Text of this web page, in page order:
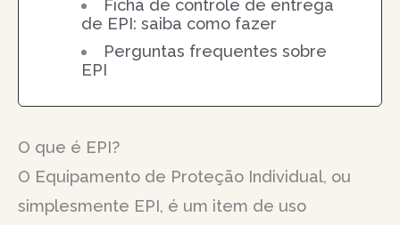
Ficha de controle de entrega
de EPI: saiba como fazer
Perguntas frequentes sobre
EPI
O que é EPI?
O Equipamento de Proteção Individual, ou
simplesmente EPI, é um item de uso